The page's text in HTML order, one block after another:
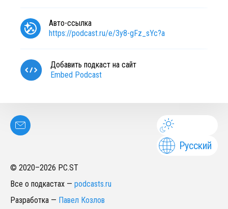
Авто-ссылка
https://podcast.ru/e/3y8-gFz_sYc?a
Добавить подкаст на сайт
Embed Podcast
Русский
© 2020–2026 PC.ST
Все о подкастах — podcasts.ru
Разработка — Павел Козлов